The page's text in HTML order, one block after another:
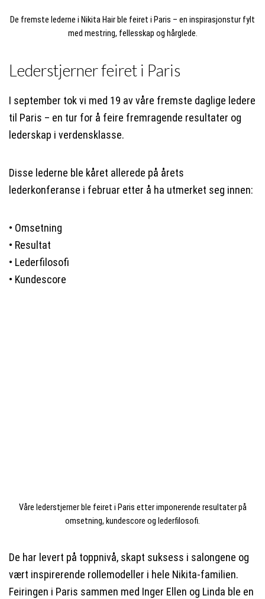
De fremste lederne i Nikita Hair ble feiret i Paris – en inspirasjonstur fylt
med mestring, fellesskap og hårglede.
Lederstjerner feiret i Paris
I september tok vi med 19 av våre fremste daglige ledere
til Paris – en tur for å feire fremragende resultater og
lederskap i verdensklasse.
Disse lederne ble kåret allerede på årets
lederkonferanse i februar etter å ha utmerket seg innen:
• Omsetning
• Resultat
• Lederfilosofi
• Kundescore
Våre lederstjerner ble feiret i Paris etter imponerende resultater på
omsetning, kundescore og lederfilosofi.
De har levert på toppnivå, skapt suksess i salongene og
vært inspirerende rollemodeller i hele Nikita-familien.
Feiringen i Paris sammen med Inger Ellen og Linda ble en